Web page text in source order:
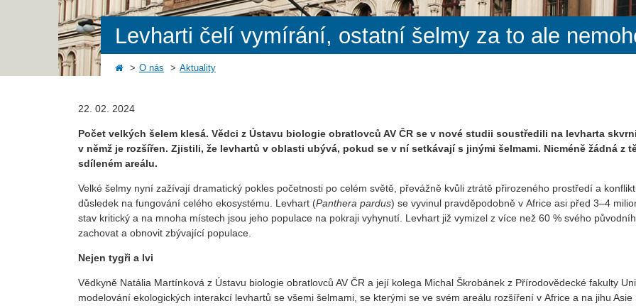
Levharti čelí vymírání, ostatní šelmy za to ale
O nás Aktuality
22. 02. 2024
Počet velkých šelem klesá. Vědci z Ústavu biologie obratlovců AV ČR se v nové studii soustředili na levharta
v němž je rozšířen. Zjistili, že levhartů v oblasti ubývá, pokud se v ní setkávají s jinými šelmami. Nicméně žádná z
sdíleném areálu.
Velké šelmy nyní zažívají dramatický pokles početnosti po celém světě, převážně kvůli ztrátě přirozeného prostředí a
důsledek na fungování celého ekosystému. Levhart (Panthera pardus) se vyvinul pravděpodobně v Africe asi před 3–4
stav kritický a na mnoha místech jsou jeho populace na pokraji vyhynutí. Levhart již vymizel z více než 60 % svého
zachovat a obnovit zbývající populace.
Nejen tygři a lvi
Vědkyně Natália Martínková z Ústavu biologie obratlovců AV ČR a její kolega Michal Škrobánek z Přírodovědecké fakulty
modelování ekologických interakcí levhartů se všemi šelmami, se kterými se ve svém areálu rozšíření v Africe a na jihu Asie